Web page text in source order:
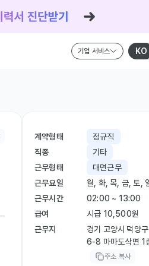
기업 서비스 KO
계약형태
정규직
직종
기타
근무형태
대면근무
근무요일
월, 화, 목, 금, 토,
근무시간
02:00 ~ 13:00
급여
시급 10,500원
근무지
경기 고양시 덕양
6-8 마마도삭면 1
주소 복사